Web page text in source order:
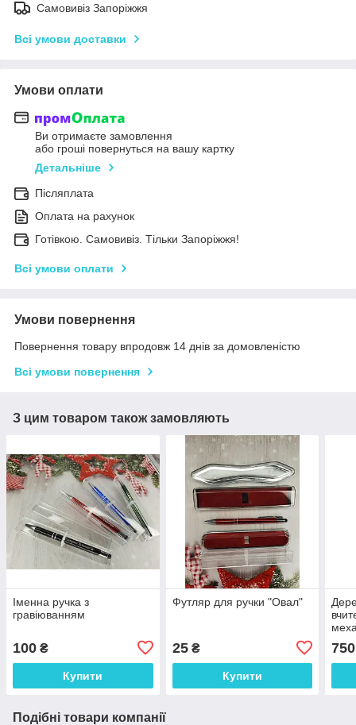
Самовивіз Запоріжжя
Всі умови доставки
Умови оплати
Ви отримаєте замовлення
або гроші повернуться на вашу картку
Детальніше
Післяплата
Оплата на рахунок
Готівкою. Самовивіз. Тільки Запоріжжя!
Всі умови оплати
Умови повернення
Повернення товару впродовж 14 днів за домовленістю
Всі умови повернення
З цим товаром також замовляють
Іменна ручка з
гравіюванням
100 ₴
Купити
Футляр для ручки "Овал"
25₴
Купити
750
Подібні товари компанії